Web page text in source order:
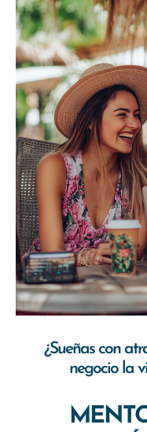
¿Sueñas con
negocio la